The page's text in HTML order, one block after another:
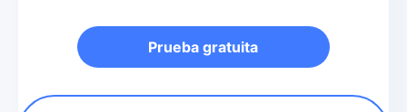
Prueba gratuita